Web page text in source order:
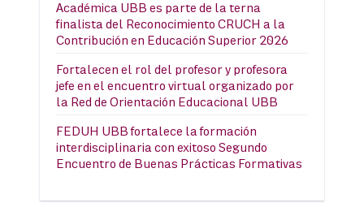
Académica UBB es parte de la terna
finalista del Reconocimiento CRUCH a la
Contribución en Educación Superior 2026
Fortalecen el rol del profesor y profesora
jefe en el encuentro virtual organizado por
la Red de Orientación Educacional UBB
FEDUH UBB fortalece la formación
interdisciplinaria con exitoso Segundo
Encuentro de Buenas Prácticas Formativas